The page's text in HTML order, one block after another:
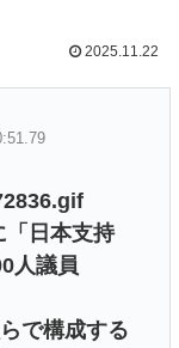
2025.11.22
「日本支持
人議員
で構成する